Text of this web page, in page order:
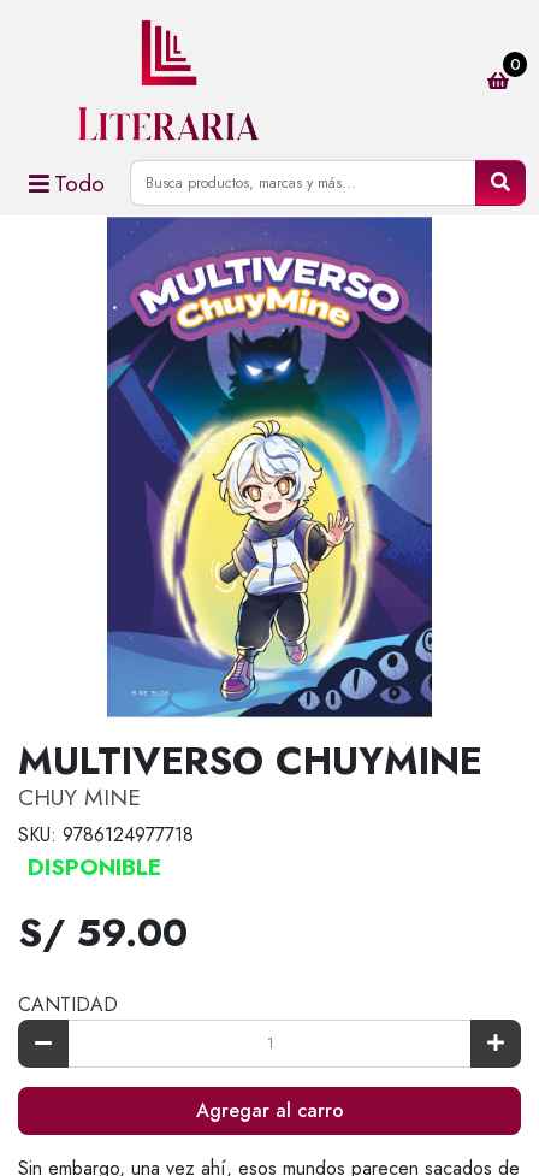
Todo
0
MULTIVERSO CHUYMINE
CHUY MINE
SKU: 9786124977718
DISPONIBLE
S/ 59.00
CANTIDAD
Agregar al carro
Sin embargo, una vez ahí, esos mundos parecen sacados de